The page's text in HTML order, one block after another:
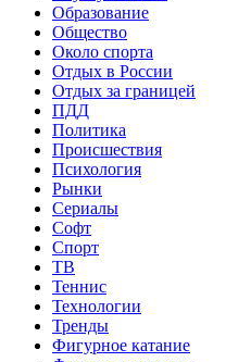
Образование
Общество
Около спорта
Отдых в России
Отдых за границей
ПДД
Политика
Происшествия
Психология
Рынки
Сериалы
Софт
Спорт
ТВ
Теннис
Технологии
Тренды
Фигурное катание